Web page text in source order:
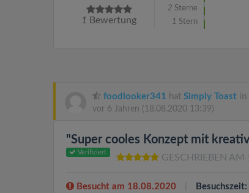
1 Bewertung
2 Sterne
1 Stern
foodlooker341 hat Simply Toast in
vor 6 Jahren (18.08.2020 13:39)
"Super cooles Konzept mit
Verifiziert
GESCHRIEBEN
Besucht am 18.08.2020 Besuchszeit: